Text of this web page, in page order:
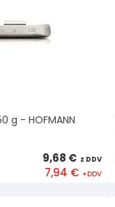
g - HOFMANN
9,68 €
7,94 €